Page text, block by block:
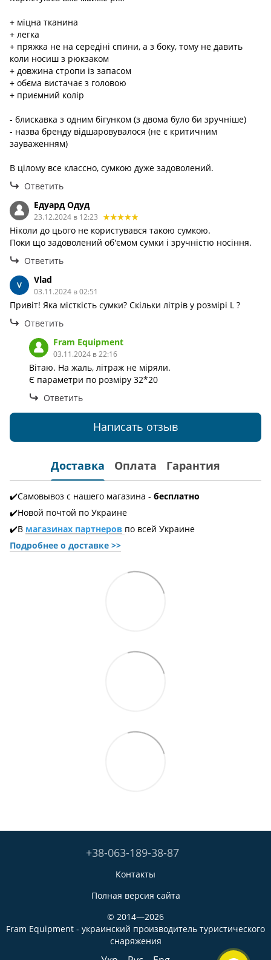
+ міцна тканина
+ легка
+ пряжка не на середіні спини, а з боку, тому не давить
коли носиш з рюкзаком
+ довжина стропи із запасом
+ обєма вистачає з головою
+ приємний колір
- блискавка з одним бігунком (з двома було би зручніше)
- назва бренду відшаровувалося (не є критичним
зауваженням)
В цілому все классно, сумкою дуже задоволений.
Ответить
Едуард Одуд
23.12.2024 в 12:23
Ніколи до цього не користувався такою сумкою.
Поки що задоволений об'ємом сумки і зручністю носіння.
Ответить
Vlad
03.11.2024 в 02:51
Привіт! Яка місткість сумки? Скільки літрів у розмірі L ?
Ответить
Fram Equipment
03.11.2024 в 22:16
Вітаю. На жаль, літраж не міряли.
Є параметри по розміру 32*20
Ответить
Написать отзыв
Доставка Оплата Гарантия
✔️Самовывоз с нашего магазина - бесплатно
✔️Новой почтой по Украине
✔️В магазинах партнеров по всей Украине
Подробнее о доставке >>
+38-063-189-38-87
Контакты
Полная версия сайта
© 2014—2026
Fram Equipment - украинский производитель туристического
снаряжения